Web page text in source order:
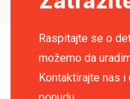
Raspitajte se o
možemo da
Kontaktirajte nas i